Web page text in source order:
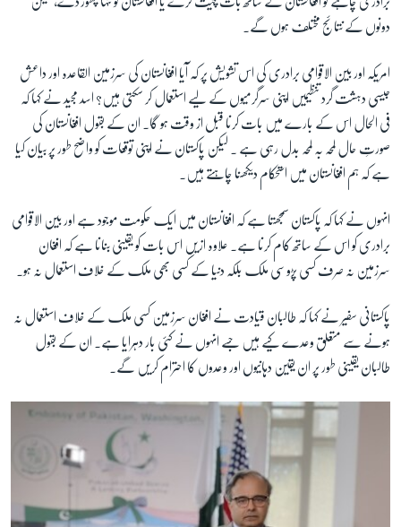
دونوں کے نتائج مختلف ہوں گے۔
امریکہ اور بین الاقوامی برادری کی اس تشویش پر کہ آیا افغانستان کی سرزمین القاعدہ اور داعش
جیسی دہشت گرد تنظیمیں اپنی سرگرمیوں کے لیے استعمال کر سکتی ہیں؟ اسد مجید نے کہا کہ
فی الحال اس کے بارے میں بات کرنا قبل از وقت ہو گا۔ ان کے بقول افغانستان کی
صورتِ حال لمحہ بہ لمحہ بدل رہی ہے ۔ لیکن پاکستان نے اپنی توقعات کو واضح طور پر بیان کیا
ہے کہ ہم افغانستان میں استحکام دیکھنا چاہتے ہیں۔
انہوں نے کہا کہ پاکستان سمجھتا ہے کہ افغانستان میں ایک حکومت موجود ہے اور بین الاقوامی
برادری کو اس کے ساتھ کام کرنا ہے۔ علاوہ ازیں اس بات کو یقینی بنانا ہے کہ افغان
سرزمین نہ صرف کسی پڑوسی ملک بلکہ دنیا کے کسی بھی ملک کے خلاف استعمال نہ ہو۔
پاکستانی سفیر نے کہا کہ طالبان قیادت نے افغان سرزمین کسی ملک کے خلاف استعمال نہ
ہونے سے متعلق وعدے کیے ہیں جسے انہوں نے کئی بار دہرایا ہے۔ ان کے بقول
طالبان یقینی طور پر ان یقین دہانیوں اور وعدوں کا احترام کریں گے۔